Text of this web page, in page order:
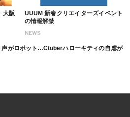
大阪
NEWS
UUUM 新春クリエイターズイベント
の情報解禁
声がロボット…Ctuberハローキティの自虐が